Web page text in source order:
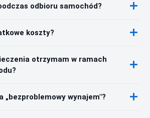
odbioru samochód?
koszty?
otrzymam w ramach
wynajem"?